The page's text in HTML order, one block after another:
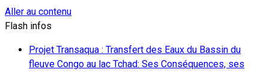
Aller au contenu
Flash infos
Projet Transaqua : Transfert des Eaux du Bassin du
fleuve Congo au lac Tchad: Ses Conséquences, ses